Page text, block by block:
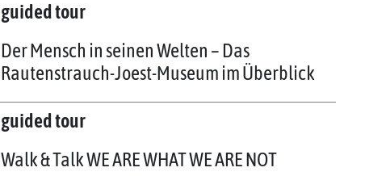
guided tour
Der Mensch in seinen Welten – Das
Rautenstrauch-Joest-Museum im Überblick
guided tour
Walk & Talk WE ARE WHAT WE ARE NOT